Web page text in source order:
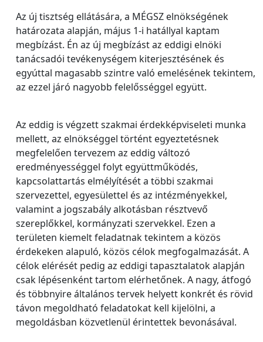
Az új tisztség ellátására, a MÉGSZ elnökségének
határozata alapján, május 1-i hatállyal kaptam
megbízást. Én az új megbízást az eddigi elnöki
tanácsadói tevékenységem kiterjesztésének és
egyúttal magasabb szintre való emelésének tekintem,
az ezzel járó nagyobb felelősséggel együtt.
Az eddig is végzett szakmai érdekképviseleti munka
mellett, az elnökséggel történt egyeztetésnek
megfelelően tervezem az eddig változó
eredményességgel folyt együttműködés,
kapcsolattartás elmélyítését a többi szakmai
szervezettel, egyesülettel és az intézményekkel,
valamint a jogszabály alkotásban résztvevő
szereplőkkel, kormányzati szervekkel. Ezen a
területen kiemelt feladatnak tekintem a közös
érdekeken alapuló, közös célok megfogalmazását. A
célok elérését pedig az eddigi tapasztalatok alapján
csak lépésenként tartom elérhetőnek. A nagy, átfogó
és többnyire általános tervek helyett konkrét és rövid
távon megoldható feladatokat kell kijelölni, a
megoldásban közvetlenül érintettek bevonásával.